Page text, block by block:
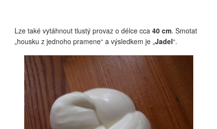
Lze také vytáhnout tlustý provaz o délce cca 40 cm. Smotat
„housku z jednoho pramene“ a výsledkem je „Jadel“.